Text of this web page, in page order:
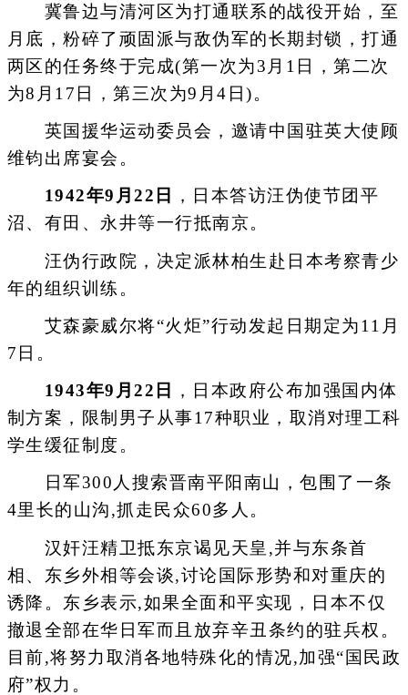
冀鲁边与清河区为打通联系的战役开始，至
月底，粉碎了顽固派与敌伪军的长期封锁，打通
两区的任务终于完成(第一次为3月1日，第二次
为8月17日，第三次为9月4日)。
英国援华运动委员会，邀请中国驻英大使顾
维钧出席宴会。
1942年9月22日
，日本答访汪伪使节团平
沼、有田、永井等一行抵南京。
汪伪行政院，决定派林柏生赴日本考察青少
年的组织训练。
艾森豪威尔将“火炬”行动发起日期定为11月
7日。
1943年9月22日
，日本政府公布加强国内体
制方案，限制男子从事17种职业，取消对理工科
学生缓征制度。
日军300人搜索晋南平阳南山，包围了一条
4里长的山沟,抓走民众60多人。
汉奸汪精卫抵东京谒见天皇,并与东条首
相、东乡外相等会谈,讨论国际形势和对重庆的
诱降。东乡表示,如果全面和平实现，日本不仅
撤退全部在华日军而且放弃辛丑条约的驻兵权。
目前,将努力取消各地特殊化的情况,加强“国民政
府”权力。